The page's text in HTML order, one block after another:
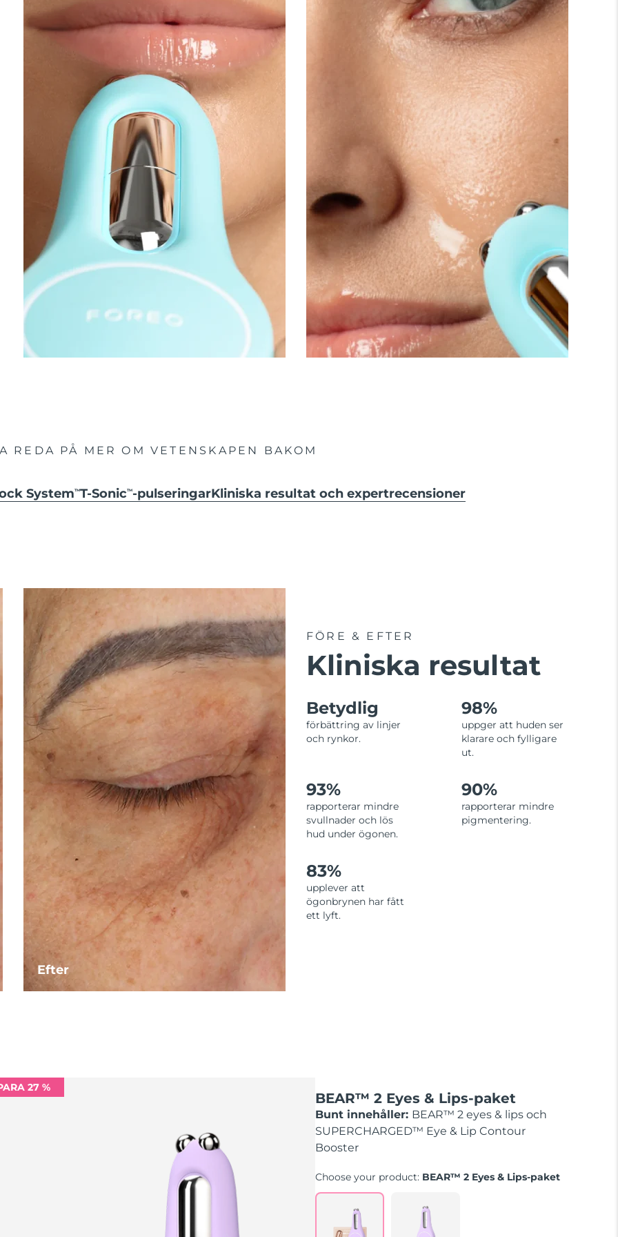
REDA PÅ MER OM VETENSKAPEN BAKOM
SystemTMT-SonicTM-pulseringarKliniska resultat och expertrecensioner
Efter
FÖRE & EFTER
Kliniska resultat
Betydlig
förbättring av linjer
och rynkor.
98%
uppger att huden ser
klarare och fylligare
ut.
93%
rapporterar mindre
svullnader och lös
hud under ögonen.
90%
rapporterar mindre
pigmentering.
83%
upplever att
ögonbrynen har fått
ett lyft.
27 %
BEAR™ 2 Eyes & Lips-paket
Bunt innehåller: BEAR™ 2 eyes & lips och
SUPERCHARGED™ Eye & Lip Contour
Booster
Choose your product: BEAR™ 2 Eyes & Lips-paket